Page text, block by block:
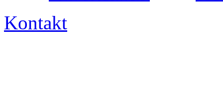
Kontakt